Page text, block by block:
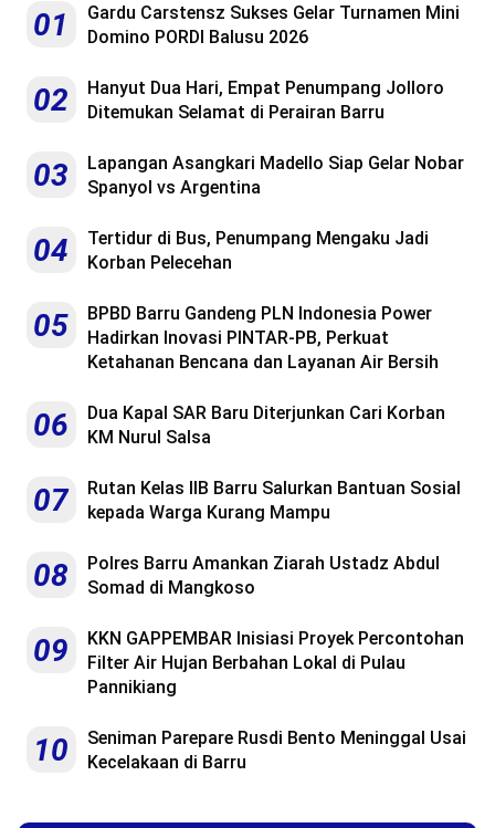
01
Gardu Carstensz Sukses Gelar Turnamen Mini
Domino PORDI Balusu 2026
02
Hanyut Dua Hari, Empat Penumpang Jolloro
Ditemukan Selamat di Perairan Barru
03
Lapangan Asangkari Madello Siap Gelar Nobar
Spanyol vs Argentina
04
Tertidur di Bus, Penumpang Mengaku Jadi
Korban Pelecehan
05
BPBD Barru Gandeng PLN Indonesia Power
Hadirkan Inovasi PINTAR-PB, Perkuat
Ketahanan Bencana dan Layanan Air Bersih
06
Dua Kapal SAR Baru Diterjunkan Cari Korban
KM Nurul Salsa
07
Rutan Kelas IIB Barru Salurkan Bantuan Sosial
kepada Warga Kurang Mampu
08
Polres Barru Amankan Ziarah Ustadz Abdul
Somad di Mangkoso
09
KKN GAPPEMBAR Inisiasi Proyek Percontohan
Filter Air Hujan Berbahan Lokal di Pulau
Pannikiang
10
Seniman Parepare Rusdi Bento Meninggal Usai
Kecelakaan di Barru